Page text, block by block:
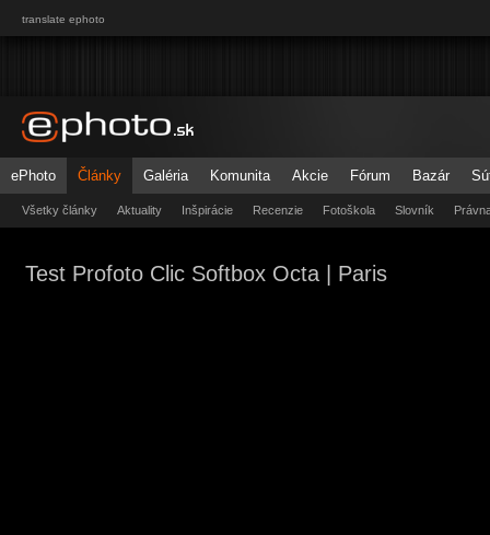
translate ephoto
ePhoto Články
Všetky články Aktuality Inšpirácie Recenzie Fotoškola Slovník
Galéria Komunita Akcie Fórum Bazár
Test Profoto Clic Softbox Octa | Paris